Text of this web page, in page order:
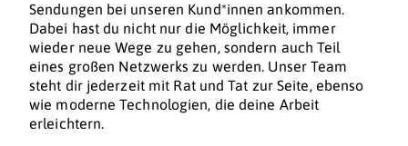
Sendungen bei unseren Kund*innen ankommen.
Dabei hast du nicht nur die Möglichkeit, immer
wieder neue Wege zu gehen, sondern auch Teil
eines großen Netzwerks zu werden. Unser Team
steht dir jederzeit mit Rat und Tat zur Seite, ebenso
wie moderne Technologien, die deine Arbeit
erleichtern.